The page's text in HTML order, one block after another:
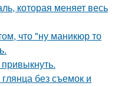
которая меняет весь
что "ну маникюр то
без съемок и